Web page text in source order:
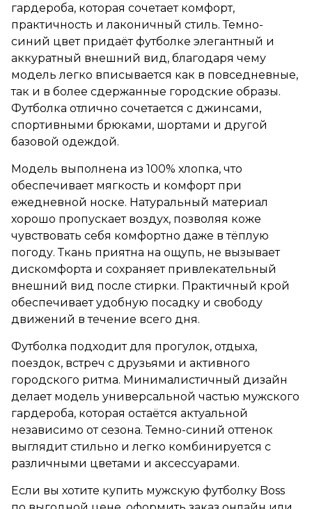
гардероба, которая сочетает комфорт,
практичность и лаконичный стиль. Темно-
синий цвет придаёт футболке элегантный и
аккуратный внешний вид, благодаря чему
модель легко вписывается как в повседневные,
так и в более сдержанные городские образы.
Футболка отлично сочетается с джинсами,
спортивными брюками, шортами и другой
базовой одеждой.
Модель выполнена из 100% хлопка, что
обеспечивает мягкость и комфорт при
ежедневной носке. Натуральный материал
хорошо пропускает воздух, позволяя коже
чувствовать себя комфортно даже в тёплую
погоду. Ткань приятна на ощупь, не вызывает
дискомфорта и сохраняет привлекательный
внешний вид после стирки. Практичный крой
обеспечивает удобную посадку и свободу
движений в течение всего дня.
Футболка подходит для прогулок, отдыха,
поездок, встреч с друзьями и активного
городского ритма. Минималистичный дизайн
делает модель универсальной частью мужского
гардероба, которая остаётся актуальной
независимо от сезона. Темно-синий оттенок
выглядит стильно и легко комбинируется с
различными цветами и аксессуарами.
Если вы хотите купить мужскую футболку Boss